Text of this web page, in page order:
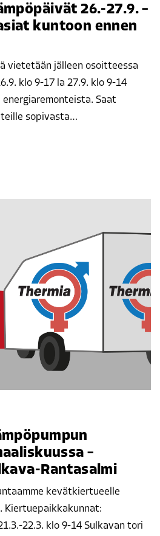
26.-27.9. –
kuntoon ennen
vietetään jälleen osoitteessa
klo 9-17 la 27.9. klo 9-14
Saat
sopivasta…
–
Rantasalmi
kevätkiertueelle
Kiertuepaikkakunnat:
22.3. klo 9-14 Sulkavan tori